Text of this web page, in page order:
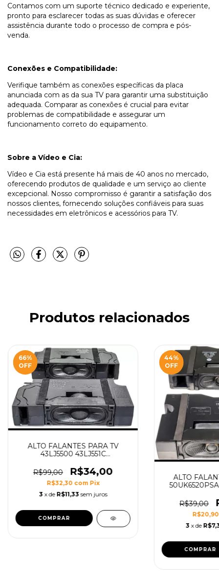
Contamos com um suporte técnico dedicado e experiente,
pronto para esclarecer todas as suas dúvidas e oferecer
assistência durante todo o processo de compra e pós-
venda.
Conexões e Compatibilidade:
Verifique também as conexões específicas da placa
anunciada com as da sua TV para garantir uma substituição
adequada. Comparar as conexões é crucial para evitar
problemas de compatibilidade e assegurar um
funcionamento correto do equipamento.
Sobre a Vídeo e Cia:
Vídeo e Cia está presente há mais de 40 anos no mercado,
oferecendo produtos de qualidade e um serviço ao cliente
excepcional. Nosso compromisso é garantir a satisfação dos
nossos clientes, fornecendo soluções confiáveis para suas
necessidades em eletrônicos e acessórios para TV.
Produtos relacionados
66%
OFF
ALTO FALANTES PARA TV
43LJ5500 43LJ551C
43LK5750PSA 49LJ5500
49LJ551C 49LJ5550 43LJ5550
49LK5700PSC
R$99,00 R$34,00
R$32,30 com Pix
3 x de R$11,33 sem juros
44%
OFF
ALTO
R$39,00
3 x de